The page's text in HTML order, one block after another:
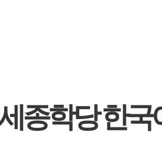
종학당 한국